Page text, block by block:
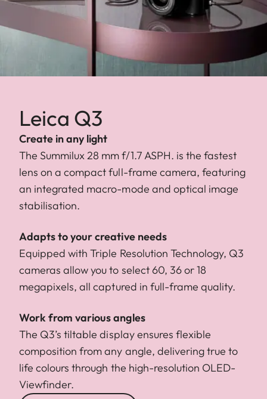
Leica Q3
Create in any light
The Summilux 28 mm f/1.7 ASPH. is the fastest
lens on a compact full-frame camera, featuring
an integrated macro-mode and optical image
stabilisation.
Adapts to your creative needs
Equipped with Triple Resolution Technology, Q3
cameras allow you to select 60, 36 or 18
megapixels, all captured in full-frame quality.
Work from various angles
The Q3’s tiltable display ensures flexible
composition from any angle, delivering true to
life colours through the high-resolution OLED-
Viewfinder.